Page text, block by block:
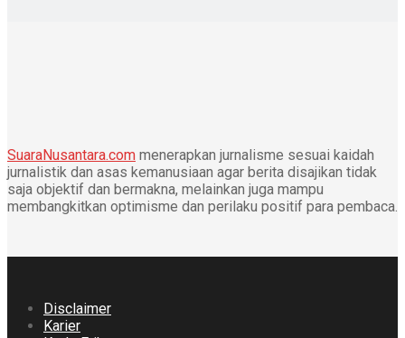
SuaraNusantara.com menerapkan jurnalisme sesuai kaidah
jurnalistik dan asas kemanusiaan agar berita disajikan tidak
saja objektif dan bermakna, melainkan juga mampu
membangkitkan optimisme dan perilaku positif para pembaca.
Disclaimer
Karier